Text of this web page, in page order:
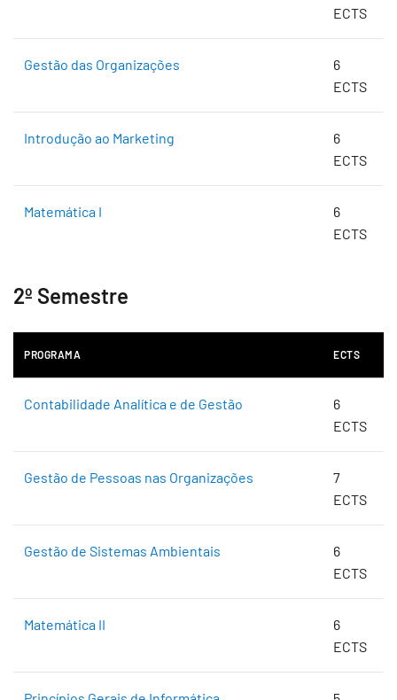
ECTS
Gestão das Organizações
6
ECTS
Introdução ao Marketing
6
ECTS
Matemática I
6
ECTS
2º Semestre
PROGRAMA ECTS
Contabilidade Analítica e de Gestão
6
ECTS
Gestão de Pessoas nas Organizações
7
ECTS
Gestão de Sistemas Ambientais
6
ECTS
Matemática II
6
ECTS